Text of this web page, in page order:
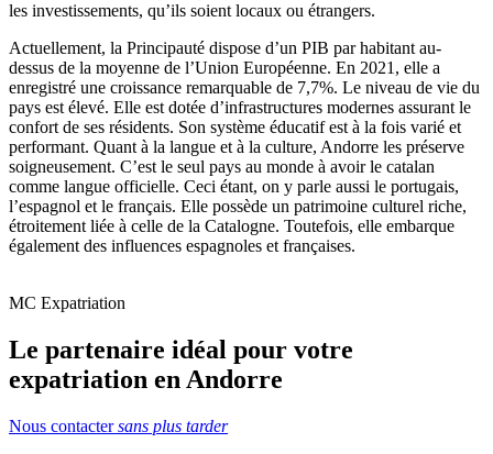
les investissements, qu’ils soient locaux ou étrangers.
Actuellement, la Principauté dispose d’un PIB par habitant au-
dessus de la moyenne de l’Union Européenne. En 2021, elle a
enregistré une croissance remarquable de 7,7%. Le niveau de vie du
pays est élevé. Elle est dotée d’infrastructures modernes assurant le
confort de ses résidents. Son système éducatif est à la fois varié et
performant. Quant à la langue et à la culture, Andorre les préserve
soigneusement. C’est le seul pays au monde à avoir le catalan
comme langue officielle. Ceci étant, on y parle aussi le portugais,
l’espagnol et le français. Elle possède un patrimoine culturel riche,
étroitement liée à celle de la Catalogne. Toutefois, elle embarque
également des influences espagnoles et françaises.
MC Expatriation
Le partenaire idéal pour votre
expatriation en Andorre
Nous contactersans plus tarder